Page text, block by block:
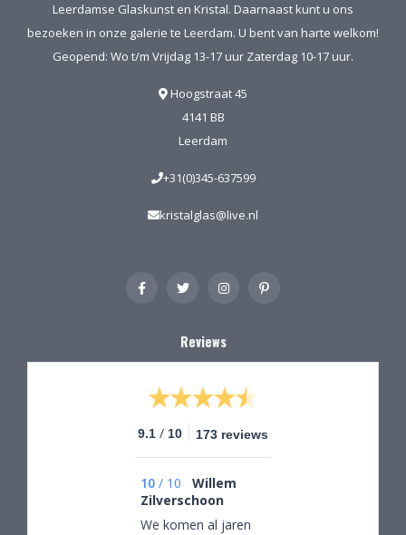
Leerdamse Glaskunst en Kristal. Daarnaast kunt u ons
bezoeken in onze galerie te Leerdam. U bent van harte welkom!
Geopend: Wo t/m Vrijdag 13-17 uur Zaterdag 10-17 uur.
Hoogstraat 45
4141 BB
Leerdam
+31(0)345-637599
kristalglas@live.nl
Reviews
9.1 / 10 173 reviews
10 / 10
Willem
Zilverschoon
We komen al jaren